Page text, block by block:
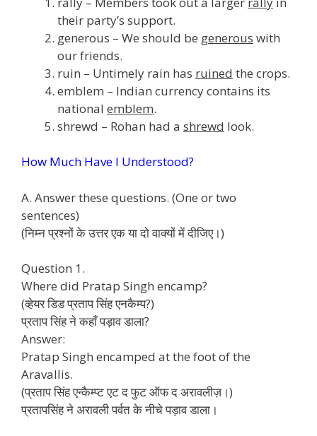
their party’s support.
generous – We should be generous with
our friends.
ruin – Untimely rain has ruined the crops.
emblem – Indian currency contains its
national emblem.
shrewd – Rohan had a shrewd look.
How Much Have I Understood?
A. Answer these questions. (One or two
sentences)
(निम्न प्रश्नों के उत्तर एक या दो वाक्यों में दीजिए।)
Question 1.
Where did Pratap Singh encamp?
(व्हेयर डिड प्रताप सिंह एनकैम्प?)
प्रताप सिंह ने कहाँ पड़ाव डाला?
Answer:
Pratap Singh encamped at the foot of the
Aravallis.
(प्रताप सिंह एन्कैम्प्ट एट द फुट ऑफ द अरावलीज़।)
प्रतापसिंह ने अरावली पर्वत के नीचे पड़ाव डाला।